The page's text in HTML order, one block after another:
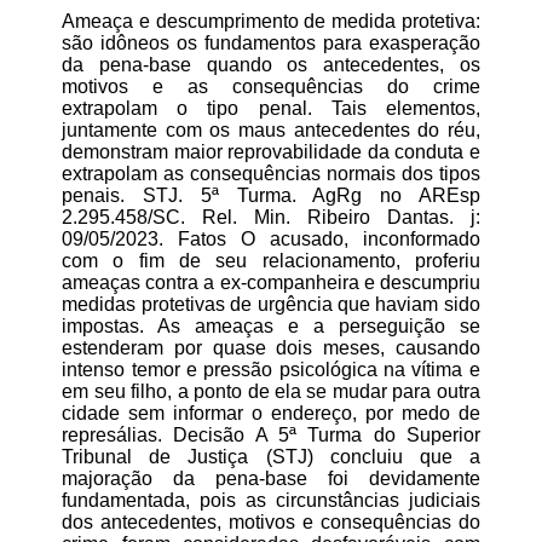
Ameaça e descumprimento de medida protetiva:
são idôneos os fundamentos para exasperação
da pena-base quando os antecedentes, os
motivos e as consequências do crime
extrapolam o tipo penal. Tais elementos,
juntamente com os maus antecedentes do réu,
demonstram maior reprovabilidade da conduta e
extrapolam as consequências normais dos tipos
penais. STJ. 5ª Turma. AgRg no AREsp
2.295.458/SC. Rel. Min. Ribeiro Dantas. j:
09/05/2023. Fatos O acusado, inconformado
com o fim de seu relacionamento, proferiu
ameaças contra a ex-companheira e descumpriu
medidas protetivas de urgência que haviam sido
impostas. As ameaças e a perseguição se
estenderam por quase dois meses, causando
intenso temor e pressão psicológica na vítima e
em seu filho, a ponto de ela se mudar para outra
cidade sem informar o endereço, por medo de
represálias. Decisão A 5ª Turma do Superior
Tribunal de Justiça (STJ) concluiu que a
majoração da pena-base foi devidamente
fundamentada, pois as circunstâncias judiciais
dos antecedentes, motivos e consequências do